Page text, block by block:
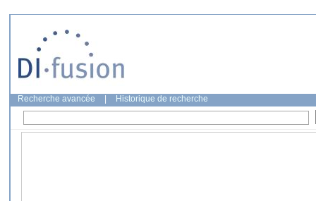
Recherche avancée Historique de recherche